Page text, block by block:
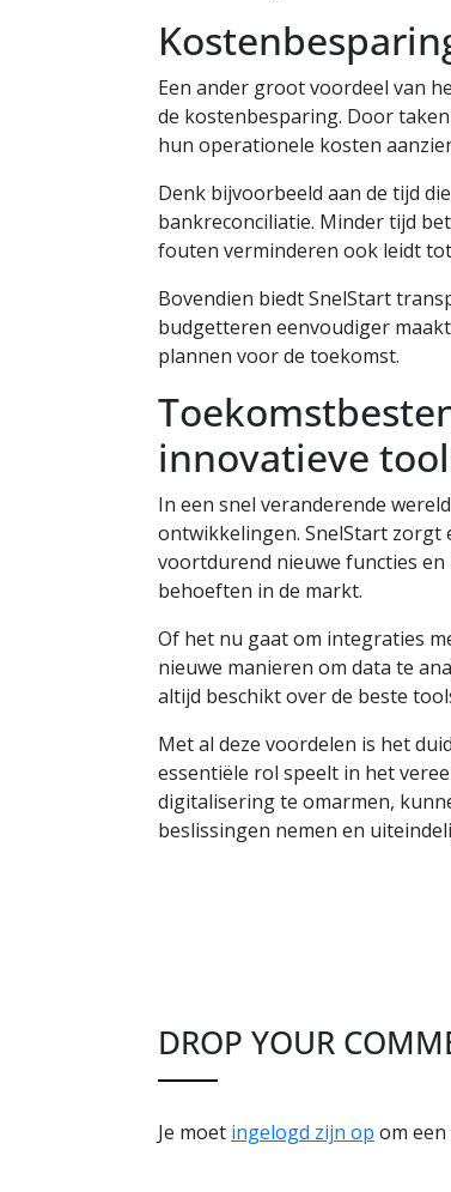
Een ander groot voordeel van
de kostenbesparing. Door
hun operationele kosten
Denk bijvoorbeeld aan de tijd
bankreconciliatie. Minder tijd
fouten verminderen ook leidt
Bovendien biedt SnelStart
budgetteren eenvoudiger
plannen voor de toekomst.
innovatieve
In een snel veranderende
ontwikkelingen. SnelStart
voortdurend nieuwe functies
behoeften in de markt.
Of het nu gaat om integraties
nieuwe manieren om data te
altijd beschikt over de beste
Met al deze voordelen is het
essentiële rol speelt in het
digitalisering te omarmen,
beslissingen nemen en
DROP YOUR
Je moet ingelogd zijn op om